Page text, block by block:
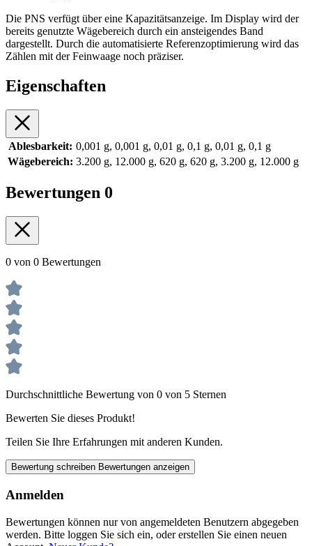
Die PNS verfügt über eine Kapazitätsanzeige. Im Display wird der
bereits genutzte Wägebereich durch ein ansteigendes Band
dargestellt. Durch die automatisierte Referenzoptimierung wird das
Zählen mit der Feinwaage noch präziser.
Eigenschaften
Ablesbarkeit: 0,001 g, 0,001 g, 0,01 g, 0,1 g, 0,01 g, 0,1 g
Wägebereich: 3.200 g, 12.000 g, 620 g, 620 g, 3.200 g, 12.000 g
Bewertungen 0
0 von 0 Bewertungen
Durchschnittliche Bewertung von 0 von 5 Sternen
Bewerten Sie dieses Produkt!
Teilen Sie Ihre Erfahrungen mit anderen Kunden.
Bewertung schreiben Bewertungen anzeigen
Anmelden
Bewertungen können nur von angemeldeten Benutzern abgegeben
werden. Bitte loggen Sie sich ein, oder erstellen Sie einen neuen